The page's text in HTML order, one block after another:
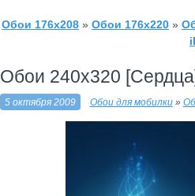
Обои 176x208 » Обои 176x220 »
Обои 240x320
5 октября 2009 Обои для мобилки»